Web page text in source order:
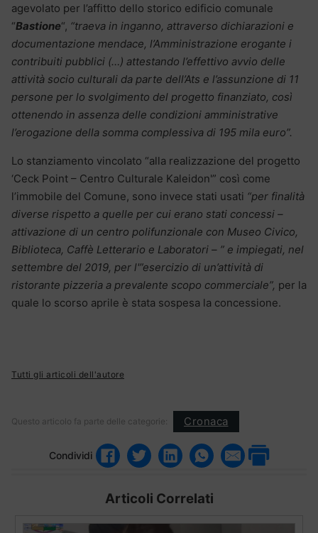
agevolato per l’affitto dello storico edificio comunale
“Bastione“, “traeva in inganno, attraverso dichiarazioni e
documentazione mendace, l’Amministrazione erogante i
contribuiti pubblici (…) attestando l’effettivo avvio delle
attività socio culturali da parte dell’Ats e l’assunzione di 11
persone per lo svolgimento del progetto finanziato, così
ottenendo in assenza delle condizioni amministrative
l’erogazione della somma complessiva di 195 mila euro”.
Lo stanziamento vincolato “alla realizzazione del progetto
‘Ceck Point – Centro Culturale Kaleidon'” così come
l’immobile del Comune, sono invece stati usati “per finalità
diverse rispetto a quelle per cui erano stati concessi –
attivazione di un centro polifunzionale con Museo Civico,
Biblioteca, Caffè Letterario e Laboratori – ” e impiegati, nel
settembre del 2019, per l'”esercizio di un’attività di
ristorante pizzeria a prevalente scopo commerciale”, per la
quale lo scorso aprile è stata sospesa la concessione.
Tutti gli articoli dell'autore
Questo articolo fa parte delle categorie: Cronaca
Condividi
Articoli Correlati